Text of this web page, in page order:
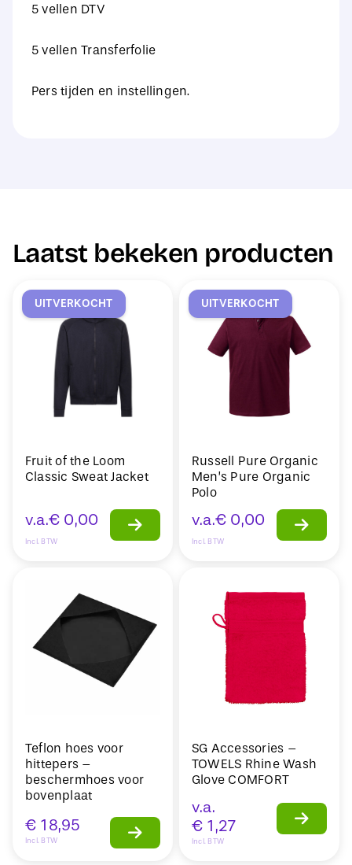
5 vellen DTV
5 vellen Transferfolie
Pers tijden en instellingen.
Laatst bekeken producten
UITVERKOCHT
Fruit of the Loom
Classic Sweat Jacket
v.a.€ 0,00
Incl. BTW
UITVERKOCHT
Russell Pure Organic
Men’s Pure Organic
Polo
v.a.€ 0,00
Incl. BTW
Teflon hoes voor
hittepers –
beschermhoes voor
bovenplaat
€ 18,95
Incl. BTW
SG Accessories –
TOWELS Rhine Wash
Glove COMFORT
v.a.
€ 1,27
Incl. BTW